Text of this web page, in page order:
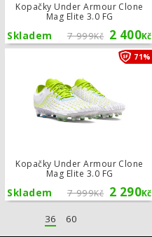
Kopačky Under Armour Clone
Mag Elite 3.0 FG
7 999Kč 2 400Kč
Skladem
Kopačky Under Armour Clone
Mag Elite 3.0 FG
7 999Kč 2 290Kč
Skladem
71%
36 60